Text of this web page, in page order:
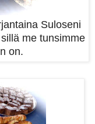
Suloseni
me tunsimme
on.